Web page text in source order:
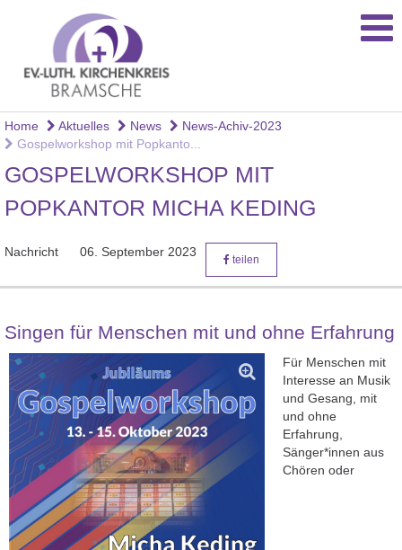
Home Aktuelles News
News-Achiv-2023
Gospelworkshop mit Popkanto...
GOSPELWORKSHOP MIT
POPKANTOR MICHA KEDING
Nachricht 06. September 2023
teilen
Singen für Menschen mit und ohne Erfahrung
Für Menschen mit
Interesse an Musik
und Gesang, mit
und ohne
Erfahrung,
Sänger*innen aus
Chören oder